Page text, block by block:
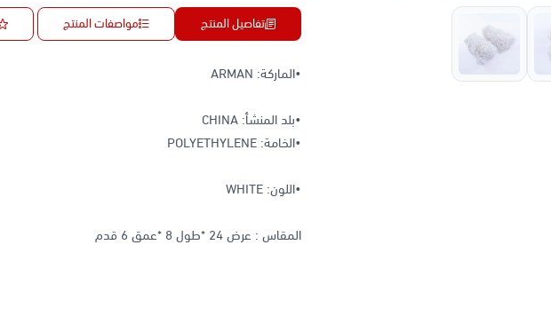
تفاصيل المنتج مواصفات المنتج
•الماركة: ARMAN
•بلد المنشأ: CHINA
•الخامة: POLYETHYLENE
•اللون: WHITE
المقاس : عرض 24 *طول 8 *عمق 6 قدم